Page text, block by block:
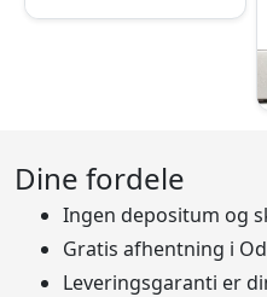
Dine fordele
Ingen depositum og
Gratis afhentning i
Leveringsgaranti er